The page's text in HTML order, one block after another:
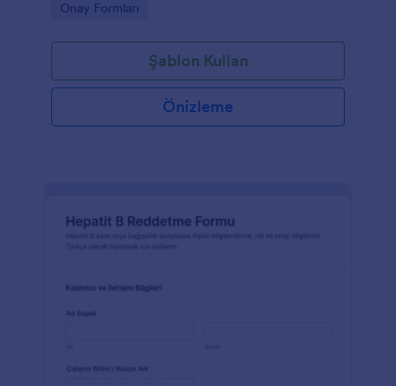
yardımcı olur.
Go to Category:
Onay Formları
Şablon Kullan
Önizleme